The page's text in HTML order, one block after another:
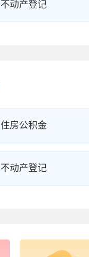
不动产登记
住房公积金
不动产登记